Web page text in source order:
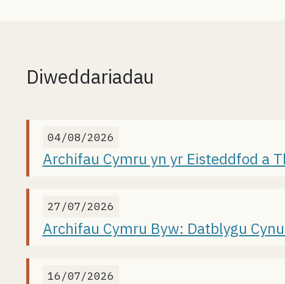
Diweddariadau
04/08/2026
Archifau Cymru yn yr Eisteddfod a
27/07/2026
Archifau Cymru Byw: Datblygu
16/07/2026